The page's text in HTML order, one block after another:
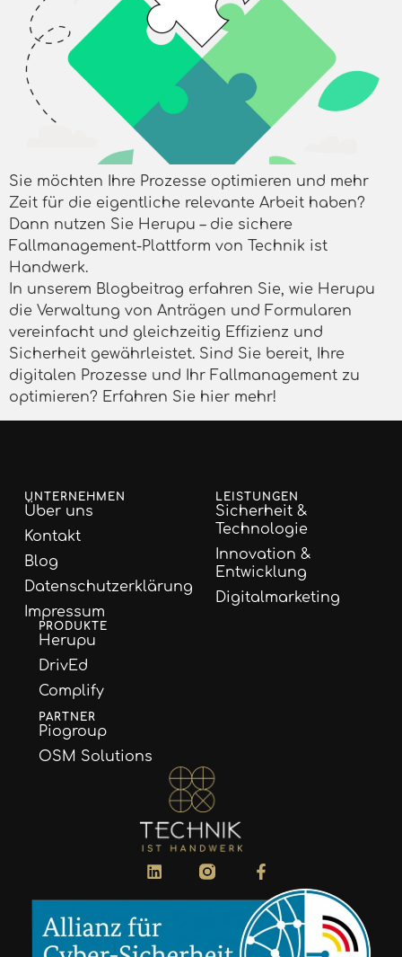
Sie möchten Ihre Prozesse optimieren und mehr
Zeit für die eigentliche relevante Arbeit haben?
Dann nutzen Sie Herupu – die sichere
Fallmanagement-Plattform von Technik ist
Handwerk.
In unserem Blogbeitrag erfahren Sie, wie Herupu
die Verwaltung von Anträgen und Formularen
vereinfacht und gleichzeitig Effizienz und
Sicherheit gewährleistet. Sind Sie bereit, Ihre
digitalen Prozesse und Ihr Fallmanagement zu
optimieren? Erfahren Sie hier mehr!
UNTERNEHMEN
Über uns
Kontakt
Blog
Datenschutzerklärung
Impressum
LEISTUNGEN
Sicherheit &
Technologie
Innovation &
Entwicklung
Digitalmarketing
PRODUKTE
Herupu
DrivEd
Complify
PARTNER
Piogroup
OSM Solutions